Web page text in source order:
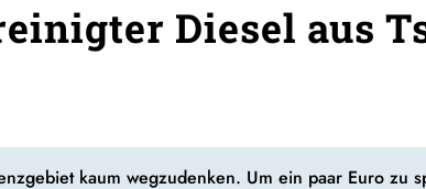
Diesel aus
kaum wegzudenken. Um ein paar Euro